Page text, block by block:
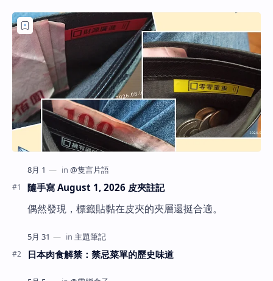
隨手寫 August 1, 2026 皮夾註記
偶然發現，標籤貼黏在皮夾的夾層還挺合適。
日本肉食解禁：禁忌菜單的歷史味道